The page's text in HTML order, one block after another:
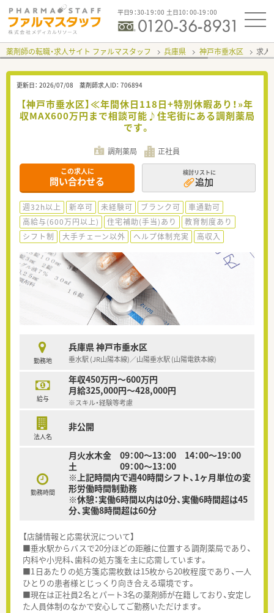
平日9：30-19：00 土日10：00-19：00
薬剤師の転職・求人サイト ファルマスタッフ 兵庫県 神戸市垂水区 求人
更新日： 2026/07/08 薬剤師求人ID： 706894
【神戸市垂水区】≪年間休日118日+特別休暇あり！»年
収MAX600万円まで相談可能♪住宅街にある調剤薬局
です。
調剤薬局 正社員
この求人に
問い合わせる
検討リストに
追加
週32h以上 新卒可 未経験可 ブランク可
車通勤可
高給与(600万円以上)
住宅補助(手当)あり
教育制度あり
シフト制
大手チェーン以外 ヘルプ体制充実 高収入
勤務地
兵庫県 神戸市垂水区
垂水駅 (JR山陽本線)／山陽垂水駅 (山陽電鉄本線)
給与
年収450万円～600万円
月給325,000円～428,000円
※スキル・経験等考慮
法人名
非公開
勤務時間
月火水木金 09：00〜13：00 14：00〜19：00
土 09：00〜13：00
※上記時間内で週40時間シフト、1ヶ月単位の変
形労働時間制勤務
※休憩：実働6時間以内は0分、実働6時間超は45
分、実働8時間超は60分
【店舗情報と応需状況について】
■垂水駅からバスで20分ほどの距離に位置する調剤薬局であり、
内科や小児科、歯科の処方箋を主に応需しています。
■1日あたりの処方箋応需枚数は15枚から20枚程度であり、一人
ひとりの患者様とじっくり向き合える環境です。
■現在は正社員2名とパート3名の薬剤師が在籍しており、安定し
た人員体制のなかで安心してご勤務いただけます。